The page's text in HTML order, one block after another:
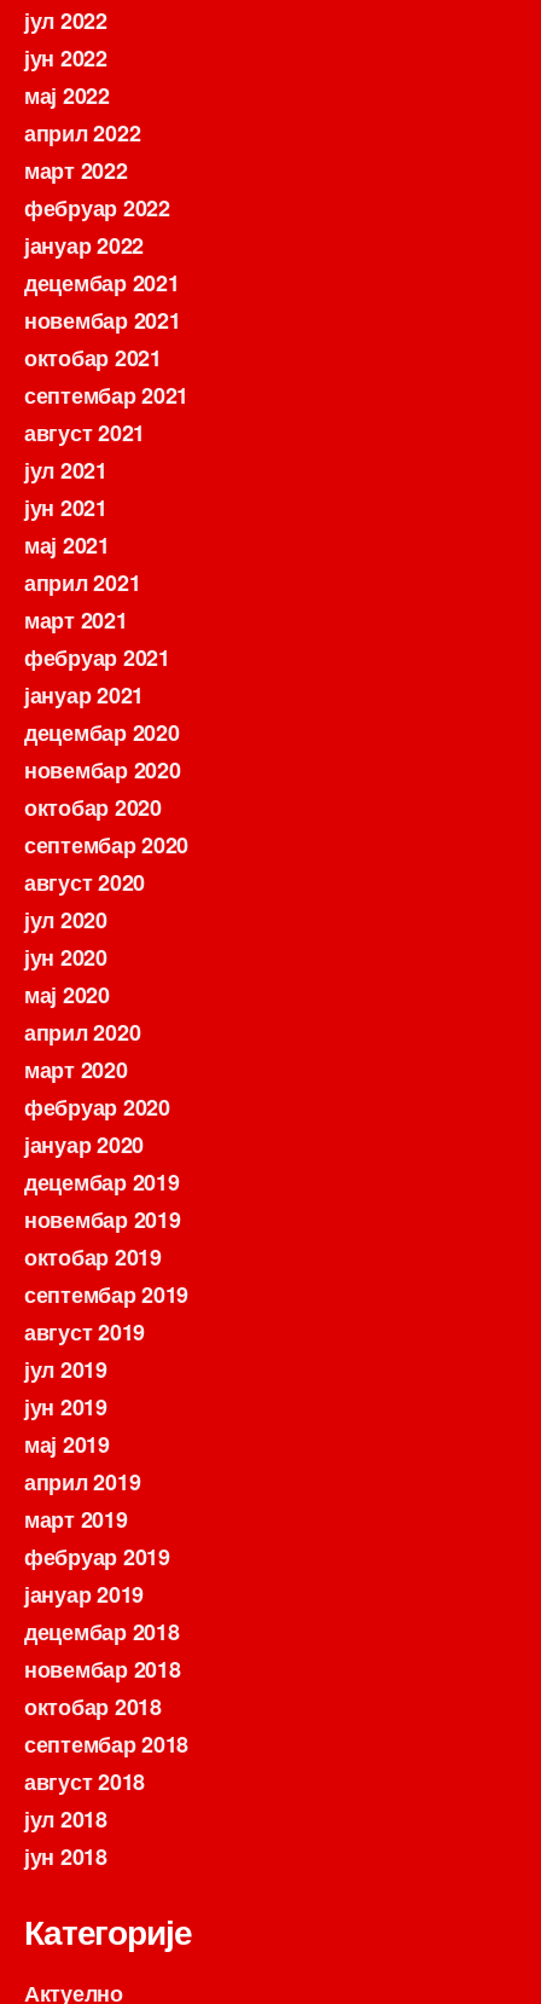
јул 2022
јун 2022
мај 2022
април 2022
март 2022
фебруар 2022
јануар 2022
децембар 2021
новембар 2021
октобар 2021
септембар 2021
август 2021
јул 2021
јун 2021
мај 2021
април 2021
март 2021
фебруар 2021
јануар 2021
децембар 2020
новембар 2020
октобар 2020
септембар 2020
август 2020
јул 2020
јун 2020
мај 2020
април 2020
март 2020
фебруар 2020
јануар 2020
децембар 2019
новембар 2019
октобар 2019
септембар 2019
август 2019
јул 2019
јун 2019
мај 2019
април 2019
март 2019
фебруар 2019
јануар 2019
децембар 2018
новембар 2018
октобар 2018
септембар 2018
август 2018
јул 2018
јун 2018
Категорије
Актуелно